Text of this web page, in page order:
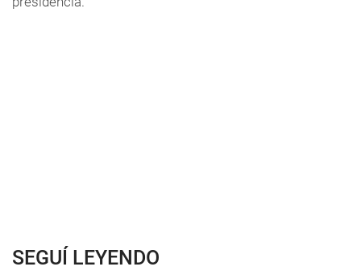
SEGUÍ LEYENDO